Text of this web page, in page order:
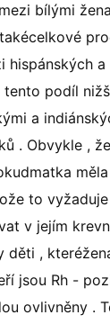
bílými
hispánských
podíl
a
. Obvykle ,
to
v jejím
děti ,
jsou Rh -
ovlivněny .